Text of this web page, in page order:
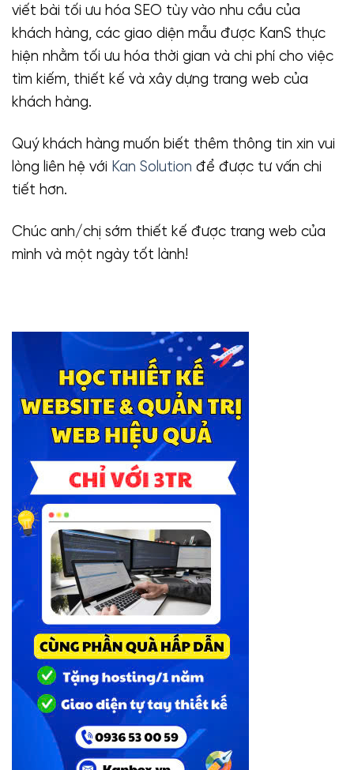
viết bài tối ưu hóa SEO tùy vào nhu cầu của
khách hàng, các giao diện mẫu được KanS thực
hiện nhằm tối ưu hóa thời gian và chi phí cho việc
tìm kiếm, thiết kế và xây dựng trang web của
khách hàng.
Quý khách hàng muốn biết thêm thông tin xin vui
lòng liên hệ với Kan Solution để được tư vấn chi
tiết hơn.
Chúc anh/chị sớm thiết kế được trang web của
mình và một ngày tốt lành!